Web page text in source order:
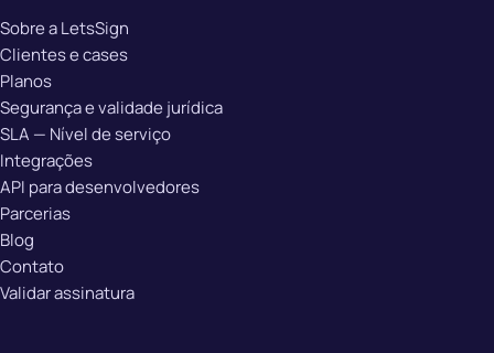
Sobre a LetsSign
Clientes e cases
Planos
Segurança e validade jurídica
SLA — Nível de serviço
Integrações
API para desenvolvedores
Parcerias
Blog
Contato
Validar assinatura